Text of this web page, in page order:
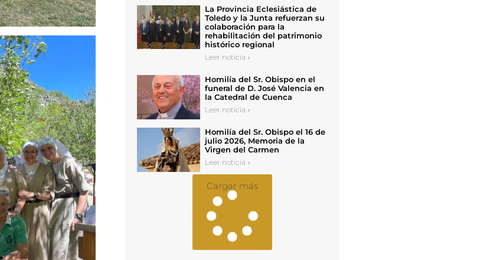
La Provincia Eclesiástica de
Toledo y la Junta refuerzan su
colaboración para la
rehabilitación del patrimonio
histórico regional
Leer noticia »
Homilía del Sr. Obispo en el
funeral de D. José Valencia en
la Catedral de Cuenca
Leer noticia »
Homilía del Sr. Obispo el 16 de
julio 2026, Memoria de la
Virgen del Carmen
Leer noticia »
Cargar más